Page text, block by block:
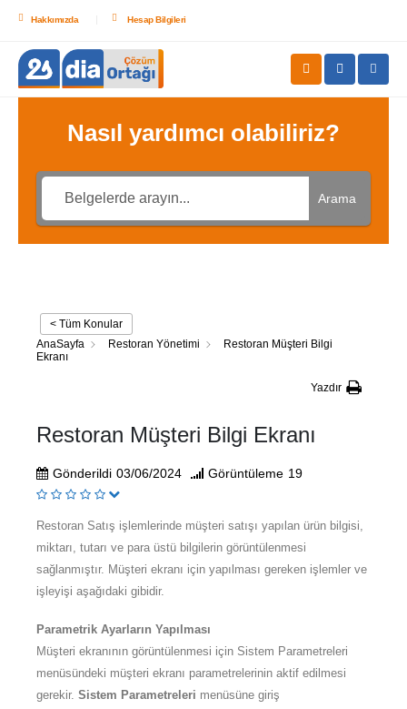
Hakkımızda Hesap Bilgileri
Nasıl yardımcı olabiliriz?
Arama
< Tüm Konular
AnaSayfa
Restoran Yönetimi
Restoran Müşteri Bilgi
Ekranı
Yazdır
Restoran Müşteri Bilgi Ekranı
Gönderildi 03/06/2024 Görüntüleme 19
Restoran Satış işlemlerinde müşteri satışı yapılan ürün bilgisi,
miktarı, tutarı ve para üstü bilgilerin görüntülenmesi
sağlanmıştır. Müşteri ekranı için yapılması gereken işlemler ve
işleyişi aşağıdaki gibidir.
Parametrik Ayarların Yapılması
Müşteri ekranının görüntülenmesi için Sistem Parametreleri
menüsündeki müşteri ekranı parametrelerinin aktif edilmesi
gerekir. Sistem Parametreleri menüsüne giriş